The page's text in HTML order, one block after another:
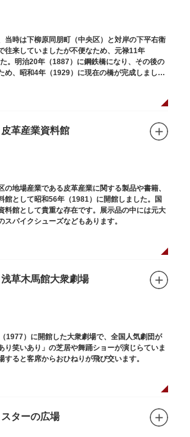
当時は下柳原同朋町（中央区）と対岸の下平右衛
往来していましたが不便なため、元禄11年
。明治20年（1887）に鋼鉄橋になり、その後の
め、昭和4年（1929）に現在の橋が完成しまし
皮革産業資料館
の地場産業である皮革産業に関する製品や書籍、
館として昭和56年（1981）に開館しました。国
料館として貴重な存在です。展示品の中には元大
スパイクシューズなどもあります。
浅草木馬館大衆劇場
1977）に開館した大衆劇場で、全国人気劇団が
り笑いあり」の芝居や舞踊ショーが演じらていま
ると客席からおひねりが飛び交います。
スターの広場